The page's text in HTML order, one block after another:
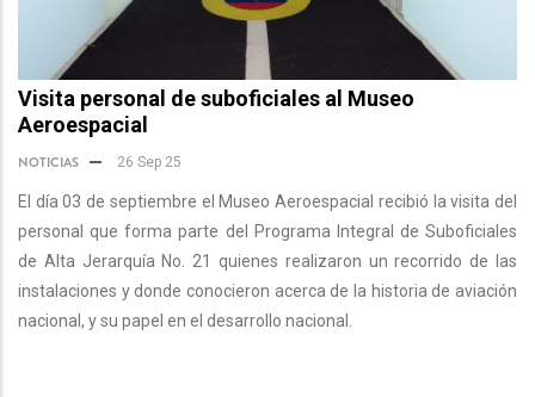
Visita personal de suboficiales al Museo
Aeroespacial
NOTICIAS 26 Sep 25
El día 03 de septiembre el Museo Aeroespacial recibió la visita del
personal que forma parte del Programa Integral de Suboficiales
de Alta Jerarquía No. 21 quienes realizaron un recorrido de las
instalaciones y donde conocieron acerca de la historia de aviación
nacional, y su papel en el desarrollo nacional.